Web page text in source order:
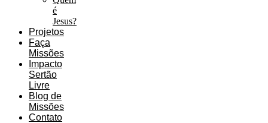
é
Jesus?
Projetos
Faça
Missões
Impacto
Sertão
Livre
Blog de
Missões
Contato